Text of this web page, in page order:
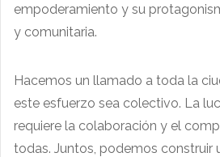
empoderamiento y su
y comunitaria.
Hacemos un llamado a toda la
este esfuerzo sea colectivo. La
requiere la colaboración y el
todas. Juntos, podemos construir